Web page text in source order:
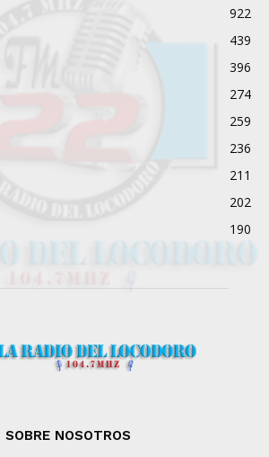
922
439
396
274
259
236
211
202
190
SOBRE NOSOTROS